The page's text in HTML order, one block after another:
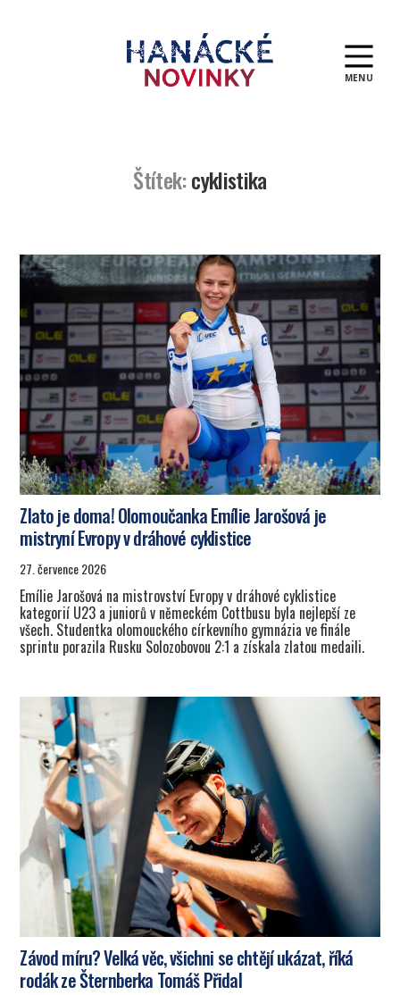
MENU
Štítek:cyklistika
Zlato je doma! Olomoučanka Emílie Jarošová je
mistryní Evropy v dráhové cyklistice
27. července 2026
Emílie Jarošová na mistrovství Evropy v dráhové cyklistice
kategorií U23 a juniorů v německém Cottbusu byla nejlepší ze
všech. Studentka olomouckého církevního gymnázia ve finále
sprintu porazila Rusku Solozobovou 2:1 a získala zlatou medaili.
Závod míru? Velká věc, všichni se chtějí ukázat, říká
rodák ze Šternberka Tomáš Přidal